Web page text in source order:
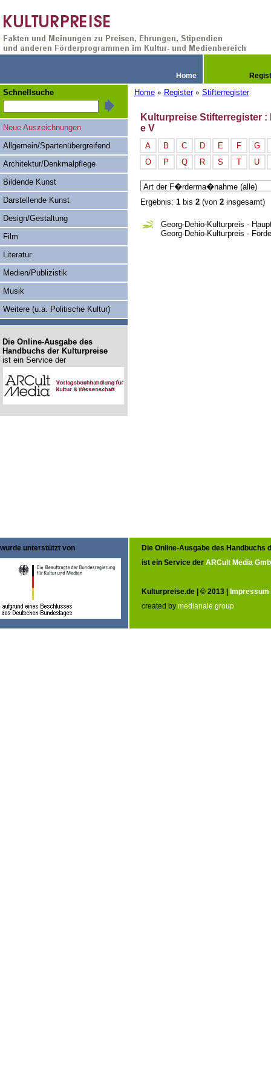
Home
Home » Register » Stifterregister
Kulturpreise Stifterregister
e V
A B C D E F
G
O
P Q R S T U
Ergebnis: 1 bis 2 (von 2 insgesamt)
Georg-Dehio-Kulturpreis -
Georg-Dehio-Kulturpreis -
Schnellsuche
Neue Auszeichnungen
Allgemein/Spartenübergreifend
Architektur/Denkmalpflege
Bildende Kunst
Darstellende Kunst
Design/Gestaltung
Film
Literatur
Medien/Publizistik
Musik
Weitere (u.a. Politische Kultur)
Die Online-Ausgabe des
Handbuchs der Kulturpreise
ist ein Service der
wurde unterstützt von
Die Online-Ausgabe des Handbuchs
ist ein Service der ARCult Media
Kulturpreise.de | © 2013 | Impressum
created by medianale group